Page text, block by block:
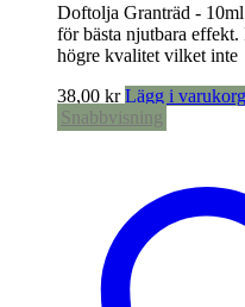
Doftolja Granträd -
för bästa njutbara
högre kvalitet vilket inte
38,00 kr Lägg i varukorg
Snabbvisning